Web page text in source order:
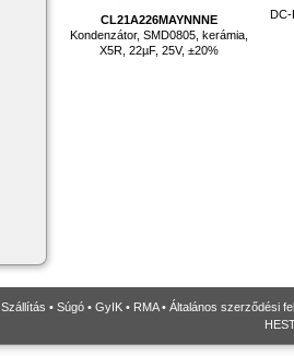
CL21A226MAYNNNE
Kondenzátor, SMD0805, kerámia,
X5R, 22µF, 25V, ±20%
DC-
Szállítás • Súgó • GyIK • RMA• Általános szerződési